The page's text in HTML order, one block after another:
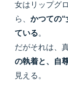
女はリップグ
ら、 かつての“
ている。
だがそれは、
の執着と、自
見える。